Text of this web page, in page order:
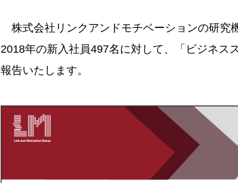
株式会社リンクアンドモチベーションの研究
2018年の新入社員497名に対して、「ビジネス
報告いたします。